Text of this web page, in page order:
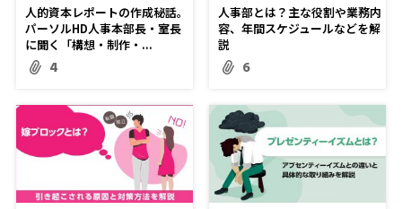
人的資本レポートの作成秘話。
パーソルHD人事本部長・室長
に聞く「構想・制作・...
4
人事部とは？主な役割や業務内
容、年間スケジュールなどを解
説
6